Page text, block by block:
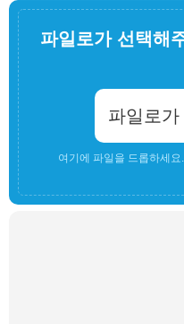
파일로가 선택해
파일로가
여기에 파일을 드롭하세